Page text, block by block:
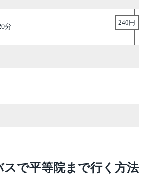
分
240円
スで平等院まで行く方法